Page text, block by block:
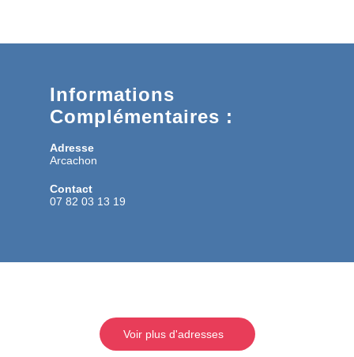
Informations
Complémentaires :
Adresse
Arcachon
Contact
07 82 03 13 19
Voir plus d'adresses